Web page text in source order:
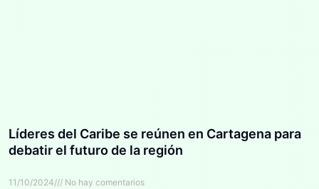
Líderes del Caribe se reúnen en Cartagena para
debatir el futuro de la región
11/10/2024 No hay comentarios